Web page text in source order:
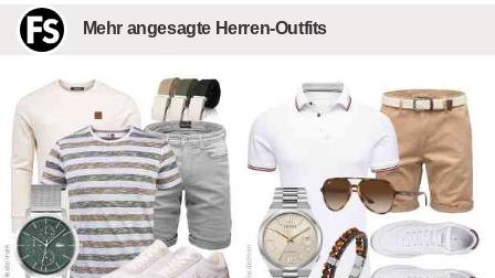
Mehr angesagte Herren-Outfits